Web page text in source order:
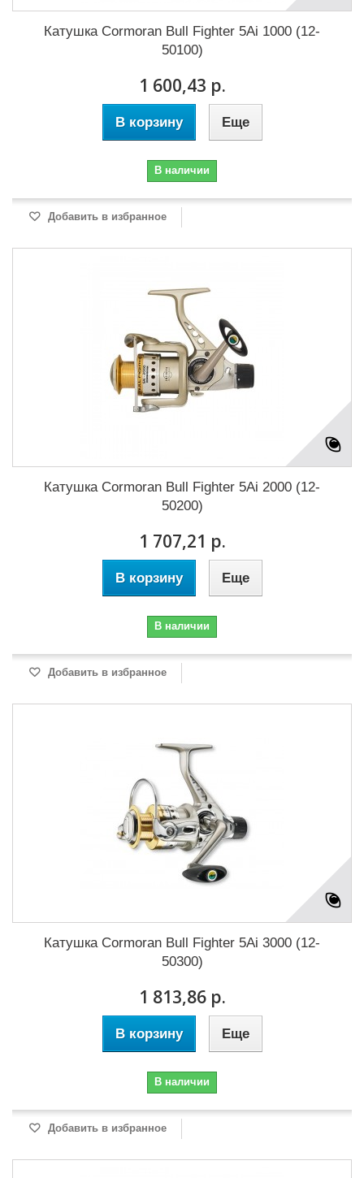
Катушка Cormoran Bull Fighter 5Ai 1000 (12-
50100)
1 600,43 р.
В корзину Еще
В наличии
Добавить в избранное
Катушка Cormoran Bull Fighter 5Ai 2000 (12-
50200)
1 707,21 р.
В корзину Еще
В наличии
Добавить в избранное
Катушка Cormoran Bull Fighter 5Ai 3000 (12-
50300)
1 813,86 р.
В корзину Еще
В наличии
Добавить в избранное